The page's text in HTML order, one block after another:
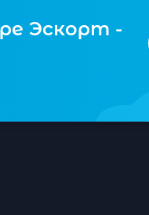
Эскорт -